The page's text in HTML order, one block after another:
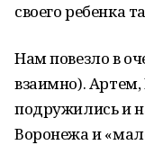
своего ребенка
Нам повезло в
взаимно).
подружились и
Воронежа и